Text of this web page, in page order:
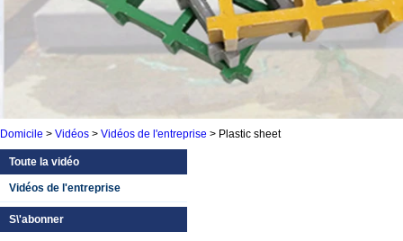
Domicile > Vidéos > Vidéos de l'entreprise > Plastic sheet
Toute la vidéo
Vidéos de l'entreprise
S\'abonner